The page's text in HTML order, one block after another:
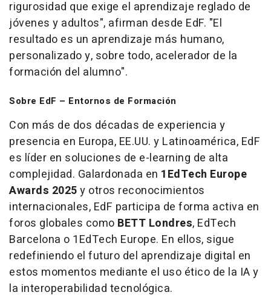
rigurosidad que exige el aprendizaje reglado de
jóvenes y adultos", afirman desde EdF. "El
resultado es un aprendizaje más humano,
personalizado y, sobre todo, acelerador de la
formación del alumno".
Sobre EdF – Entornos de Formación
Con más de dos décadas de experiencia y
presencia en Europa, EE.UU. y Latinoamérica, EdF
es líder en soluciones de e-learning de alta
complejidad. Galardonada en 1EdTech Europe
Awards 2025y otros reconocimientos
internacionales, EdF participa de forma activa en
foros globales como BETT Londres, EdTech
Barcelona o 1EdTech Europe. En ellos, sigue
redefiniendo el futuro del aprendizaje digital en
estos momentos mediante el uso ético de la IA y
la interoperabilidad tecnológica.